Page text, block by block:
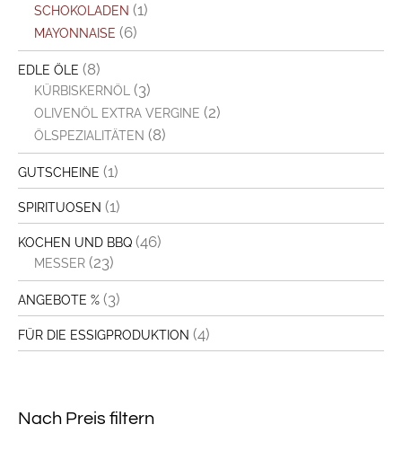
SCHOKOLADEN (1)
MAYONNAISE (6)
EDLE ÖLE (8)
KÜRBISKERNÖL (3)
OLIVENÖL EXTRA VERGINE (2)
ÖLSPEZIALITÄTEN (8)
GUTSCHEINE (1)
SPIRITUOSEN (1)
KOCHEN UND BBQ (46)
MESSER (23)
ANGEBOTE % (3)
FÜR DIE ESSIGPRODUKTION (4)
Nach Preis filtern